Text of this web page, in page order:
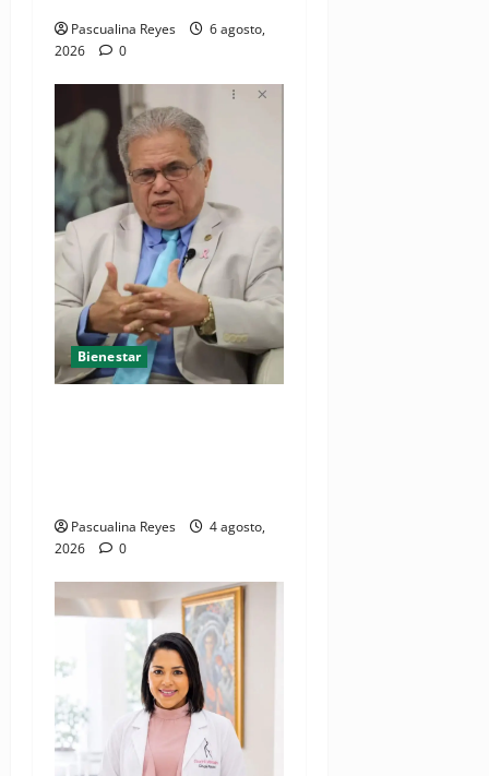
Pascualina Reyes
6 agosto,
2026
0
Bienestar
Pascualina Reyes
4 agosto,
2026
0